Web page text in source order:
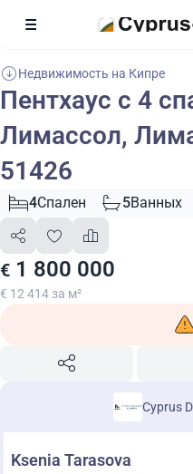
Недвижимость на Кипре
Пентхаус с 4
Лимассол,
51426
4Спален 5Ванных
€ 1 800 000
€ 12 414 за м²
Cyprus
Ksenia Tarasova